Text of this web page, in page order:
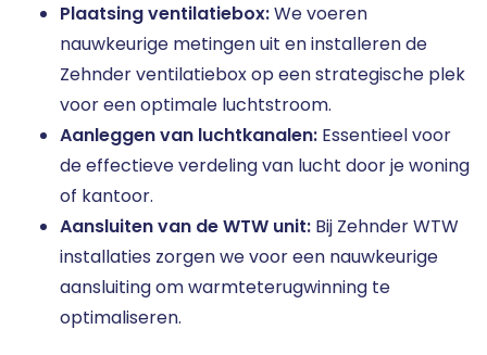
Plaatsing ventilatiebox:We voeren
nauwkeurige metingen uit en installeren de
Zehnder ventilatiebox op een strategische plek
voor een optimale luchtstroom.
Aanleggen van luchtkanalen: Essentieel voor
de effectieve verdeling van lucht door je woning
of kantoor.
Aansluiten van de WTW unit: Bij Zehnder WTW
installaties zorgen we voor een nauwkeurige
aansluiting om warmteterugwinning te
optimaliseren.